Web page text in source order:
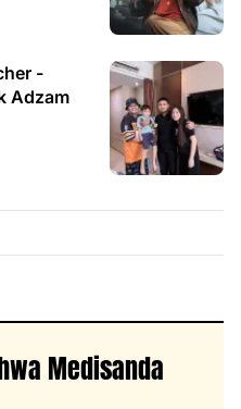
-
Adzam
Medisanda